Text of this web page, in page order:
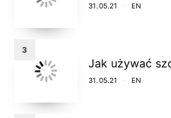
31.05.21 EN
3
Jak używać
31.05.21 EN